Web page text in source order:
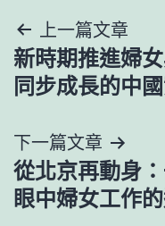
文
章
覽
上一篇文章
新時期推進婦
同步成長的中
下一篇文章
從北京再動身
眼中婦女工作